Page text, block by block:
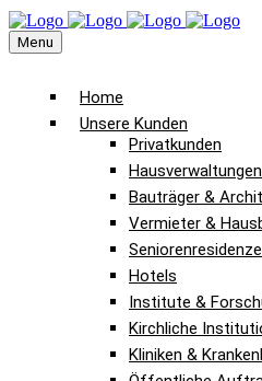
Menu
Home
Unsere Kunden
Privatkunden
Bauträger &
Vermieter &
Hotels
Institute &
Kirchliche
Kliniken &